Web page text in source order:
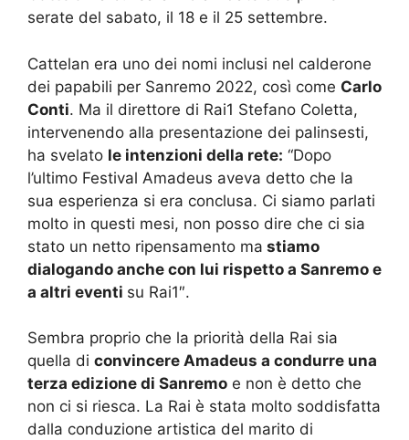
serate del sabato, il 18 e il 25 settembre.
Cattelan era uno dei nomi inclusi nel calderone
dei papabili per Sanremo 2022, così come Carlo
Conti. Ma il direttore di Rai1 Stefano Coletta,
intervenendo alla presentazione dei palinsesti,
ha svelato le intenzioni della rete: “Dopo
l’ultimo Festival Amadeus aveva detto che la
sua esperienza si era conclusa. Ci siamo parlati
molto in questi mesi, non posso dire che ci sia
stato un netto ripensamento ma stiamo
dialogando anche con lui rispetto a Sanremo e
a altri eventi su Rai1″.
Sembra proprio che la priorità della Rai sia
quella di convincere Amadeus a condurre una
terza edizione di Sanremo e non è detto che
non ci si riesca. La Rai è stata molto soddisfatta
dalla conduzione artistica del marito di